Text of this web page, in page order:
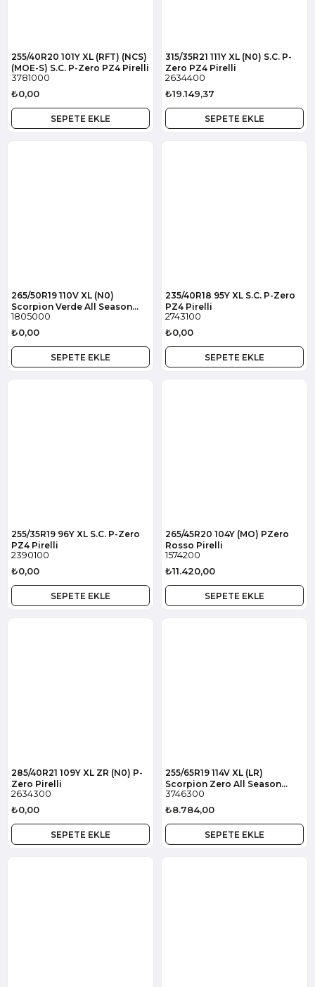
255/40R20 101Y XL (RFT) (NCS)
(MOE-S) S.C. P-Zero PZ4 Pirelli
3781000
₺0,00
SEPETE EKLE
315/35R21 111Y XL (N0) S.C. P-
Zero PZ4 Pirelli
2634400
₺19.149,37
SEPETE EKLE
265/50R19 110V XL (N0)
Scorpion Verde All Season
Pirelli
1805000
₺0,00
SEPETE EKLE
235/40R18 95Y XL S.C. P-Zero
PZ4 Pirelli
2743100
₺0,00
SEPETE EKLE
255/35R19 96Y XL S.C. P-Zero
PZ4 Pirelli
2390100
₺0,00
SEPETE EKLE
265/45R20 104Y (MO) PZero
Rosso Pirelli
1574200
₺11.420,00
SEPETE EKLE
285/40R21 109Y XL ZR (N0) P-
Zero Pirelli
2634300
₺0,00
SEPETE EKLE
255/65R19 114V XL (LR)
Scorpion Zero All Season
Pirelli
3746300
₺8.784,00
SEPETE EKLE